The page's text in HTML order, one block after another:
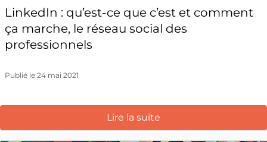
LinkedIn : qu’est-ce que c’est et comment
ça marche, le réseau social des
professionnels
Publié le 24 mai 2021
Lire la suite